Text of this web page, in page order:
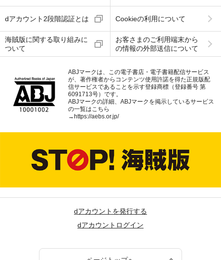
dアカウント2段階認証とは Cookieの利用について
海賊版に関する取り組みに
ついて
お客さまのご利用端末から
の情報の外部送信について
ABJマークは、この電子書店・電子書籍配信サービス
が、著作権者からコンテンツ使用許諾を得た正規版配
信サービスであることを示す登録商標（登録番号 第
6091713号）です。
ABJマークの詳細、ABJマークを掲示しているサービス
の一覧はこちら
→ https://aebs.or.jp/
dアカウントを発行する
dアカウントログイン